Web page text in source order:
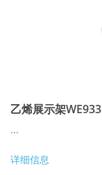
乙烯展示架WE933
...
详细信息